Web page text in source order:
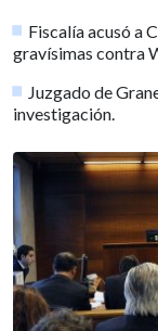
Fiscalía acusó a
gravísimas contra
Juzgado de
investigación.